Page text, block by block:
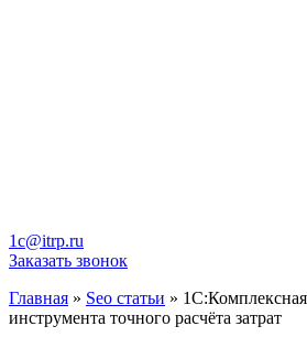
1c@itrp.ru
Заказать звонок
Главная » Seo статьи »
инструмента точного расчёта затрат